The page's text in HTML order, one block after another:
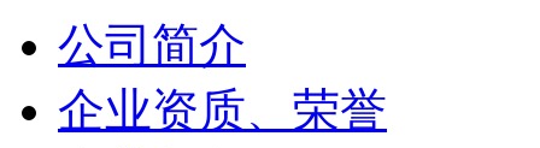
公司简介
企业资质、荣誉